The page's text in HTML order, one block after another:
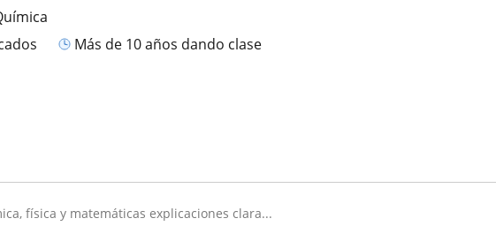
más de 10 años dando clase
física y matemáticas explicaciones clara...